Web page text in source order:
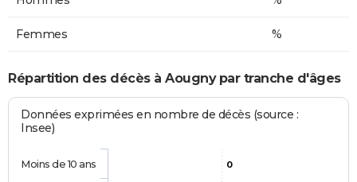
Femmes %
Répartition des décès à Aougny par tranche d'âges
Données exprimées en nombre de décès (source :
Insee)
0
Moins de 10 ans